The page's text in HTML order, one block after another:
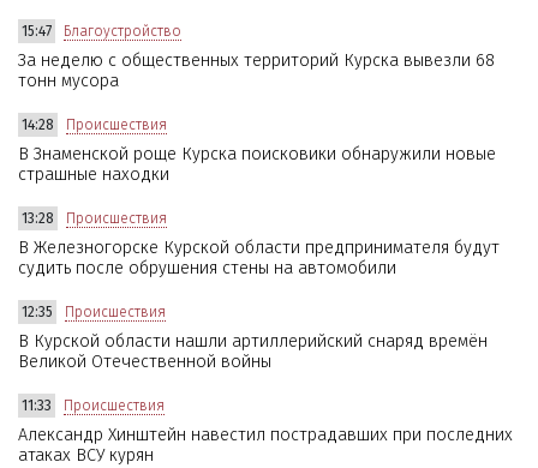
15:47 Благоустройство
За неделю с общественных территорий Курска вывезли 68
тонн мусора
14:28 Происшествия
В Знаменской роще Курска поисковики обнаружили новые
страшные находки
13:28 Происшествия
В Железногорске Курской области предпринимателя будут
судить после обрушения стены на автомобили
12:35 Происшествия
В Курской области нашли артиллерийский снаряд времён
Великой Отечественной войны
11:33 Происшествия
Александр Хинштейн навестил пострадавших при последних
атаках ВСУ курян